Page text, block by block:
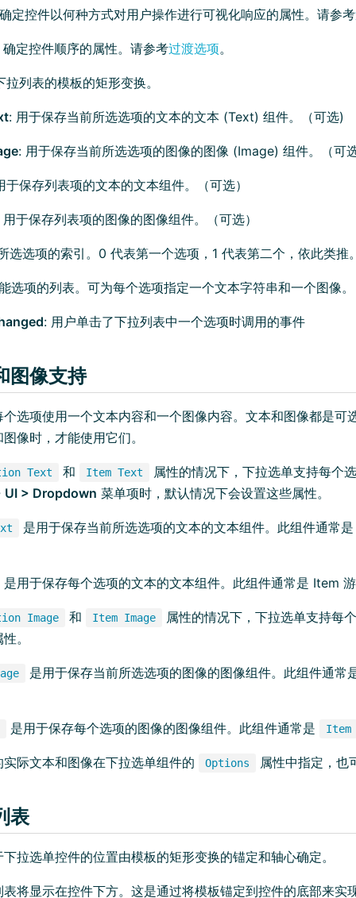
定控件以何种方式对用户操作进行可视化响应的属性。请参考
确定控件顺序的属性。请参考过渡选项。
拉列表的模板的矩形变换。
: 用于保存当前所选选项的文本的文本 (Text) 组件。（可选)
: 用于保存当前所选选项的图像的图像 (Image) 组件。（可
于保存列表项的文本的文本组件。（可选）
用于保存列表项的图像的图像组件。（可选）
选选项的索引。0 代表第一个选项，1 代表第二个，依此类推
选项的列表。可为每个选项指定一个文本字符串和一个图像。
: 用户单击了下拉列表中一个选项时调用的事件
图像支持
选项使用一个文本内容和一个图像内容。文本和图像都是可
像时，才能使用它们。
Text 和 Item Text
属性的情况下，下拉选单支持每个
UI > Dropdown 菜单项时，默认情况下会设置这些属性。
是用于保存当前所选选项的文本的文本组件。此组件通常
是用于保存每个选项的文本的文本组件。此组件通常是 Item
Image 和 Item Image
属性的情况下，下拉选单支持每
。
是用于保存当前所选选项的图像的图像组件。此组件通常
是用于保存每个选项的图像的图像组件。此组件通常是 Item
际文本和图像在下拉选单组件的 Options 属性中指定，也
表
拉选单控件的位置由模板的矩形变换的锚定和轴心确定。
将显示在控件下方。这是通过将模板锚定到控件的底部来实